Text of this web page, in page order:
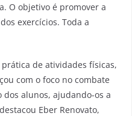
O objetivo é promover a
exercícios. Toda a
de atividades físicas,
com o foco no combate
alunos, ajudando-os a
Eber Renovato,